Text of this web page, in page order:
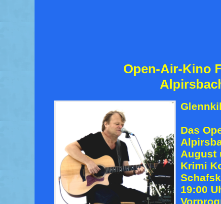
Open-Air-Kino
Das
August
Krimi
19:00